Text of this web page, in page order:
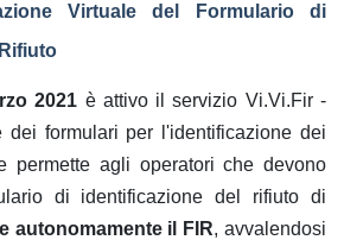
Virtuale del Formulario di
2021 è attivo il servizio Vi.Vi.Fir -
dei formulari per l'identificazione dei
permette agli operatori che devono
di identificazione del rifiuto di
autonomamente il FIR, avvalendosi